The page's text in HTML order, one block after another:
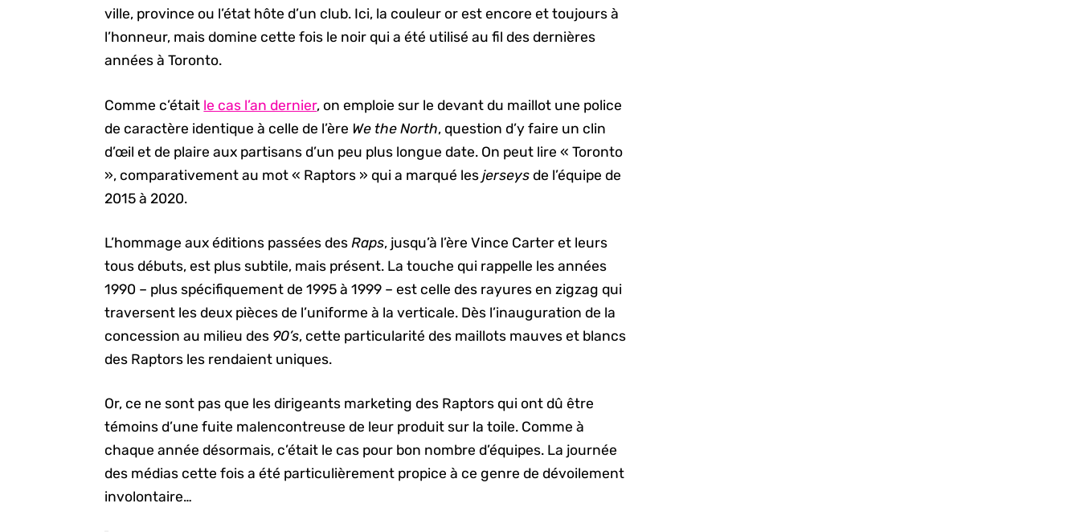
ville, province ou l’état hôte d’un club. Ici, la couleur or est encore et toujours à
l’honneur, mais domine cette fois le noir qui a été utilisé au fil des dernières
années à Toronto.
Comme c’était le cas l’an dernier, on emploie sur le devant du maillot une police
de caractère identique à celle de l’ère We the North, question d’y faire un clin
d’œil et de plaire aux partisans d’un peu plus longue date. On peut lire « Toronto
», comparativement au mot « Raptors » qui a marqué lesjerseysde l’équipe de
2015 à 2020.
L’hommage aux éditions passées desRaps, jusqu’à l’ère Vince Carter et leurs
tous débuts, est plus subtile, mais présent. La touche qui rappelle les années
1990 – plus spécifiquement de 1995 à 1999 – est celle des rayures en zigzag qui
traversent les deux pièces de l’uniforme à la verticale. Dès l’inauguration de la
concession au milieu des 90’s, cette particularité des maillots mauves et blancs
des Raptors les rendaient uniques.
Or, ce ne sont pas que les dirigeants marketing des Raptors qui ont dû être
témoins d’une fuite malencontreuse de leur produit sur la toile. Comme à
chaque année désormais, c’était le cas pour bon nombre d’équipes. La journée
des médias cette fois a été particulièrement propice à ce genre de dévoilement
involontaire…